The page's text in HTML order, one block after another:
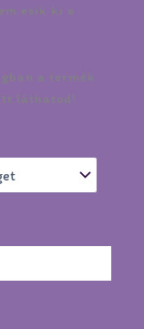
esik ki a
a termék
láthatod!